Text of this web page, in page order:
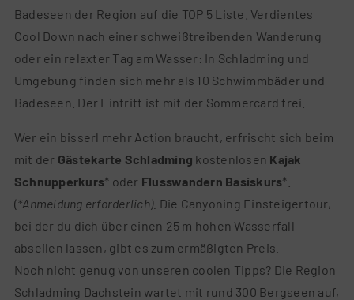
Badeseen der Region auf die TOP 5 Liste. Verdientes
Cool Down nach einer schweißtreibenden Wanderung
oder ein relaxter Tag am Wasser: In Schladming und
Umgebung finden sich mehr als 10 Schwimmbäder und
Badeseen. Der Eintritt ist mit der Sommercard frei.
Wer ein bisserl mehr Action braucht, erfrischt sich beim
mit der Gästekarte Schladming kostenlosen Kajak
Schnupperkurs* oder Flusswandern Basiskurs*.
(*Anmeldung erforderlich). Die Canyoning Einsteigertour,
bei der du dich über einen 25 m hohen Wasserfall
abseilen lassen, gibt es zum ermäßigten Preis.
Noch nicht genug von unseren coolen Tipps? Die Region
Schladming Dachstein wartet mit rund 300 Bergseen auf,